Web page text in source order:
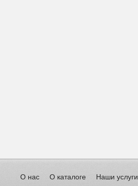
О нас О каталоге Наши услуги